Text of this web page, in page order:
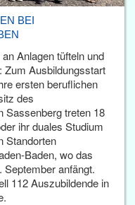
BEI
Anlagen tüfteln und
Zum Ausbildungsstart
ersten beruflichen
des
Sassenberg treten 18
ihr duales Studium
Standorten
Baden, wo das
anfängt.
112 Auszubildende in